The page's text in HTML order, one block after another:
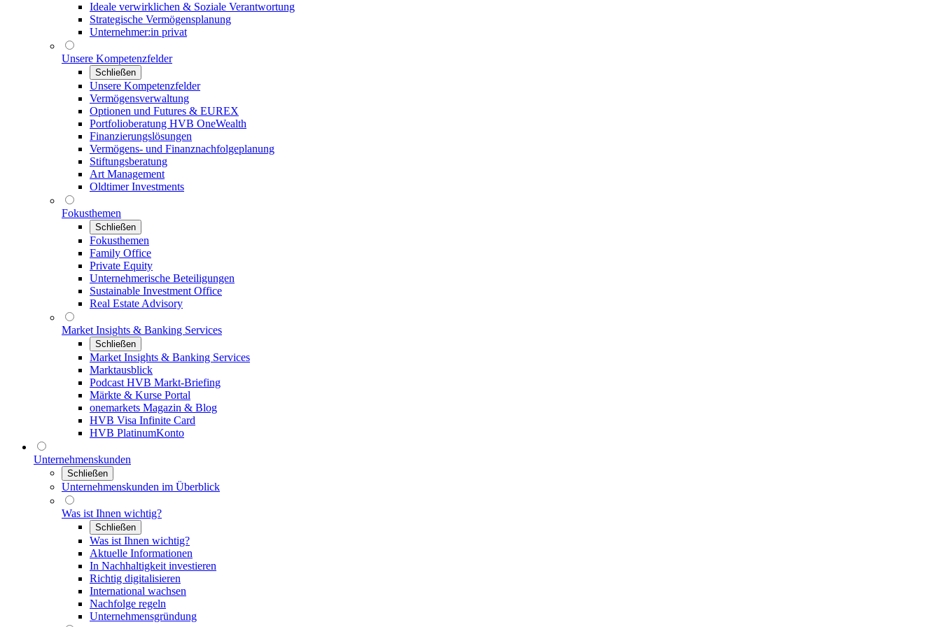
Ideale verwirklichen & Soziale Verantwortung
Strategische Vermögensplanung
Unternehmer:in privat
Unsere Kompetenzfelder
Schließen
Unsere Kompetenzfelder
Vermögensverwaltung
Optionen und Futures & EUREX
Portfolioberatung HVB OneWealth
Finanzierungslösungen
Vermögens- und Finanznachfolgeplanung
Stiftungsberatung
Art Management
Oldtimer Investments
Fokusthemen
Schließen
Fokusthemen
Family Office
Private Equity
Unternehmerische Beteiligungen
Sustainable Investment Office
Real Estate Advisory
Market Insights & Banking Services
Schließen
Market Insights & Banking Services
Marktausblick
Podcast HVB Markt-Briefing
Märkte & Kurse Portal
onemarkets Magazin & Blog
HVB Visa Infinite Card
HVB PlatinumKonto
Unternehmenskunden
Schließen
Unternehmenskunden im Überblick
Was ist Ihnen wichtig?
Schließen
Was ist Ihnen wichtig?
Aktuelle Informationen
In Nachhaltigkeit investieren
Richtig digitalisieren
International wachsen
Nachfolge regeln
Unternehmensgründung